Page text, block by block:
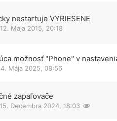
nestartuje VYRIESENE
Mája 2015, 20:18
možnosť "Phone" v
Mája 2025, 08:56
zapaľovače
Decembra 2024, 18:03